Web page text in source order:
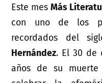
Este mesMás
con uno de los
recordados del
Hernández. El 30 de
años de su